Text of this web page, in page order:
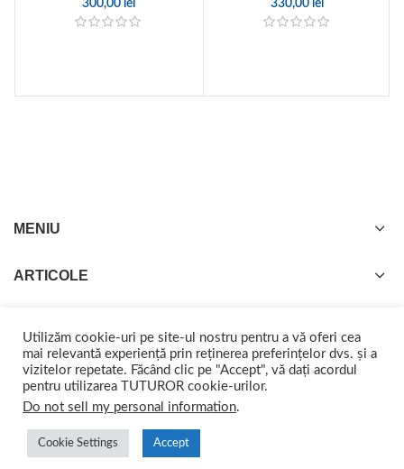
300,00 lei 330,00 lei
MENIU
ARTICOLE
GISTEL 2022 CREATED BYweb-marketing.ro. Împreună ajungem departe.
Utilizăm cookie-uri pe site-ul nostru pentru a vă oferi cea
mai relevantă experiență prin reținerea preferințelor dvs. și a
vizitelor repetate. Făcând clic pe "Accept", vă dați acordul
pentru utilizarea TUTUROR cookie-urilor.
Do not sell my personal information.
Cookie Settings Accept
0